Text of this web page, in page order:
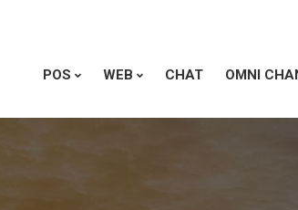
POS WEB CHAT OMNI